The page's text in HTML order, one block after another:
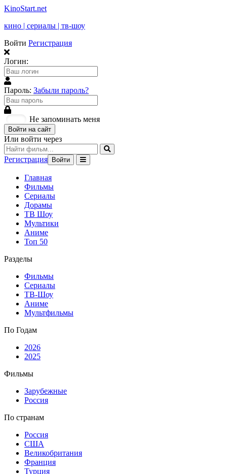
KinoStart.net
кино | сериалы | тв-шоу
Войти Регистрация
Логин:
Пароль: Забыли пароль?
Не запоминать меня
Войти на сайт
Или войти через
Регистрация Войти
Главная
Фильмы
Сериалы
Дорамы
ТВ Шоу
Мультики
Аниме
Топ 50
Разделы
Фильмы
Сериалы
ТВ-Шоу
Аниме
Мультфильмы
По Годам
2026
2025
Фильмы
Зарубежные
Россия
По странам
Россия
США
Великобритания
Франция
Турция